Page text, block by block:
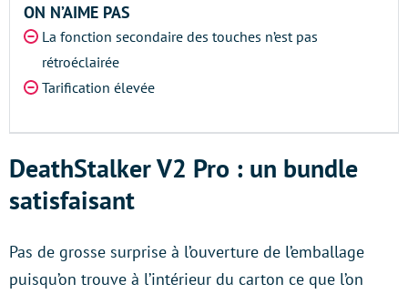
ON N’AIME PAS
La fonction secondaire des touches n’est pas
rétroéclairée
Tarification élevée
DeathStalker V2 Pro : un bundle
satisfaisant
Pas de grosse surprise à l’ouverture de l’emballage
puisqu’on trouve à l’intérieur du carton ce que l’on